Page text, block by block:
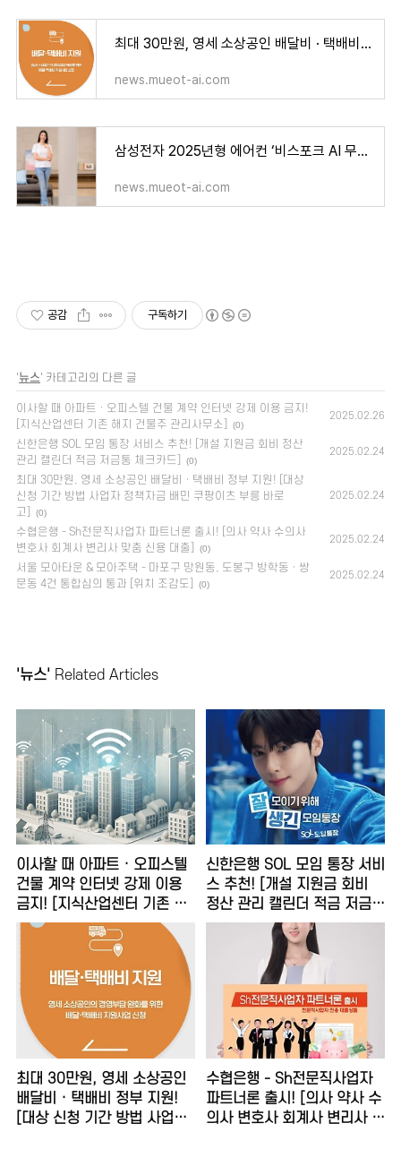
최대 30만원, 영세 소상공인 배달비 · 택배비 정부 지원! [대상 신청 기간 방법 사업자 정책자금
news.mueot-ai.com
삼성전자 2025년형 에어컨 ‘비스포크 AI 무풍콤보 갤러리’ 출시 – 가격, 주요 기능, 사전 구매
news.mueot-ai.com
공감 구독하기
'뉴스' 카테고리의 다른 글
이사할 때 아파트 · 오피스텔 건물 계약 인터넷 강제 이용 금지!
[지식산업센터 기존 해지 건물주 관리사무소]
(0)
2025.02.26
신한은행 SOL 모임 통장 서비스 추천! [개설 지원금 회비 정산
관리 캘린더 적금 저금통 체크카드]
(0)
2025.02.24
최대 30만원, 영세 소상공인 배달비 · 택배비 정부 지원! [대상
신청 기간 방법 사업자 정책자금 배민 쿠팡이츠 부릉 바로
고]
(0)
2025.02.24
수협은행 - Sh전문직사업자 파트너론 출시! [의사 약사 수의사
변호사 회계사 변리사 맞춤 신용 대출]
(0)
2025.02.24
서울 모아타운 & 모아주택 - 마포구 망원동, 도봉구 방학동 · 쌍
문동 4건 통합심의 통과 [위치 조감도]
(0)
2025.02.24
'뉴스' Related Articles
이사할 때 아파트 · 오피스텔
건물 계약 인터넷 강제 이용
금지! [지식산업센터 기존 해
지 건물주 관리사무소]
신한은행 SOL 모임 통장 서비
스 추천! [개설 지원금 회비
정산 관리 캘린더 적금 저금통
체크카드]
최대 30만원, 영세 소상공인
배달비 · 택배비 정부 지원!
[대상 신청 기간 방법 사업자
수협은행 - Sh전문직사업자
파트너론 출시! [의사 약사 수
의사 변호사 회계사 변리사 맞